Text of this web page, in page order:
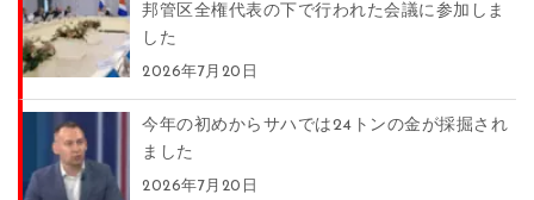
邦管区全権代表の下で行われた会議に参加しま
した
2026年7月20日
今年の初めからサハでは24トンの金が採掘され
ました
2026年7月20日